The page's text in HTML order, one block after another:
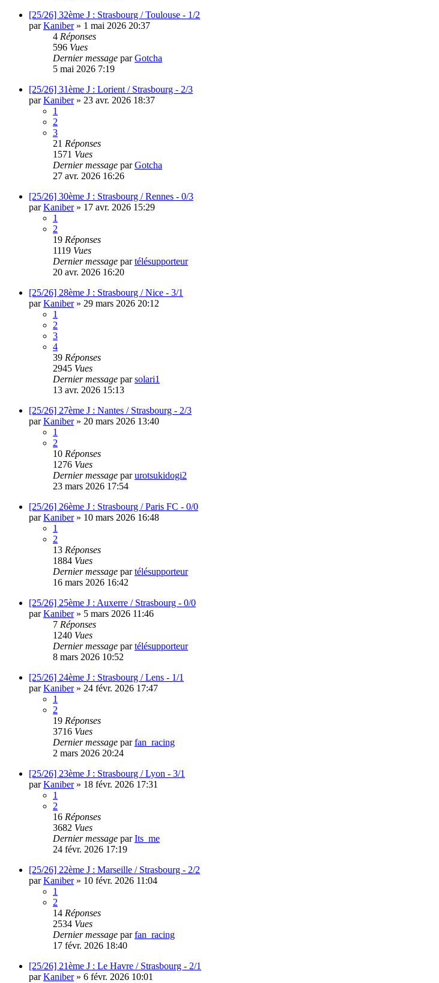
[25/26] 32ème J : Strasbourg / Toulouse - 1/2
parKaniber» 1 mai 2026 20:37
4 Réponses
596 Vues
Dernier message parGotcha
5 mai 2026 7:19
[25/26] 31ème J : Lorient / Strasbourg - 2/3
parKaniber» 23 avr. 2026 18:37
1
2
3
21 Réponses
1571 Vues
Dernier message parGotcha
27 avr. 2026 16:26
[25/26] 30ème J : Strasbourg / Rennes - 0/3
parKaniber» 17 avr. 2026 15:29
1
2
19 Réponses
1119 Vues
Dernier message partélésupporteur
20 avr. 2026 16:20
[25/26] 28ème J : Strasbourg / Nice - 3/1
parKaniber» 29 mars 2026 20:12
1
2
3
4
39 Réponses
2945 Vues
Dernier message parsolari1
13 avr. 2026 15:13
[25/26] 27ème J : Nantes / Strasbourg - 2/3
parKaniber» 20 mars 2026 13:40
1
2
10 Réponses
1276 Vues
Dernier message parurotsukidogi2
23 mars 2026 17:54
[25/26] 26ème J : Strasbourg / Paris FC - 0/0
parKaniber» 10 mars 2026 16:48
1
2
13 Réponses
1884 Vues
Dernier message partélésupporteur
16 mars 2026 16:42
[25/26] 25ème J : Auxerre / Strasbourg - 0/0
parKaniber» 5 mars 2026 11:46
7 Réponses
1240 Vues
Dernier message partélésupporteur
8 mars 2026 10:52
[25/26] 24ème J : Strasbourg / Lens - 1/1
parKaniber» 24 févr. 2026 17:47
1
2
19 Réponses
3716 Vues
Dernier message parfan_racing
2 mars 2026 20:24
[25/26] 23ème J : Strasbourg / Lyon - 3/1
parKaniber» 18 févr. 2026 17:31
1
2
16 Réponses
3682 Vues
Dernier message parIts_me
24 févr. 2026 17:19
[25/26] 22ème J : Marseille / Strasbourg - 2/2
parKaniber» 10 févr. 2026 11:04
1
2
14 Réponses
2534 Vues
Dernier message parfan_racing
17 févr. 2026 18:40
[25/26] 21ème J : Le Havre / Strasbourg - 2/1
parKaniber» 6 févr. 2026 10:01